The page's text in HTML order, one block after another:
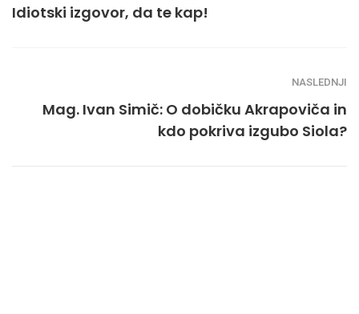
Idiotski izgovor, da te kap!
NASLEDNJI
Mag. Ivan Simič: O dobičku Akrapoviča in
kdo pokriva izgubo Siola?